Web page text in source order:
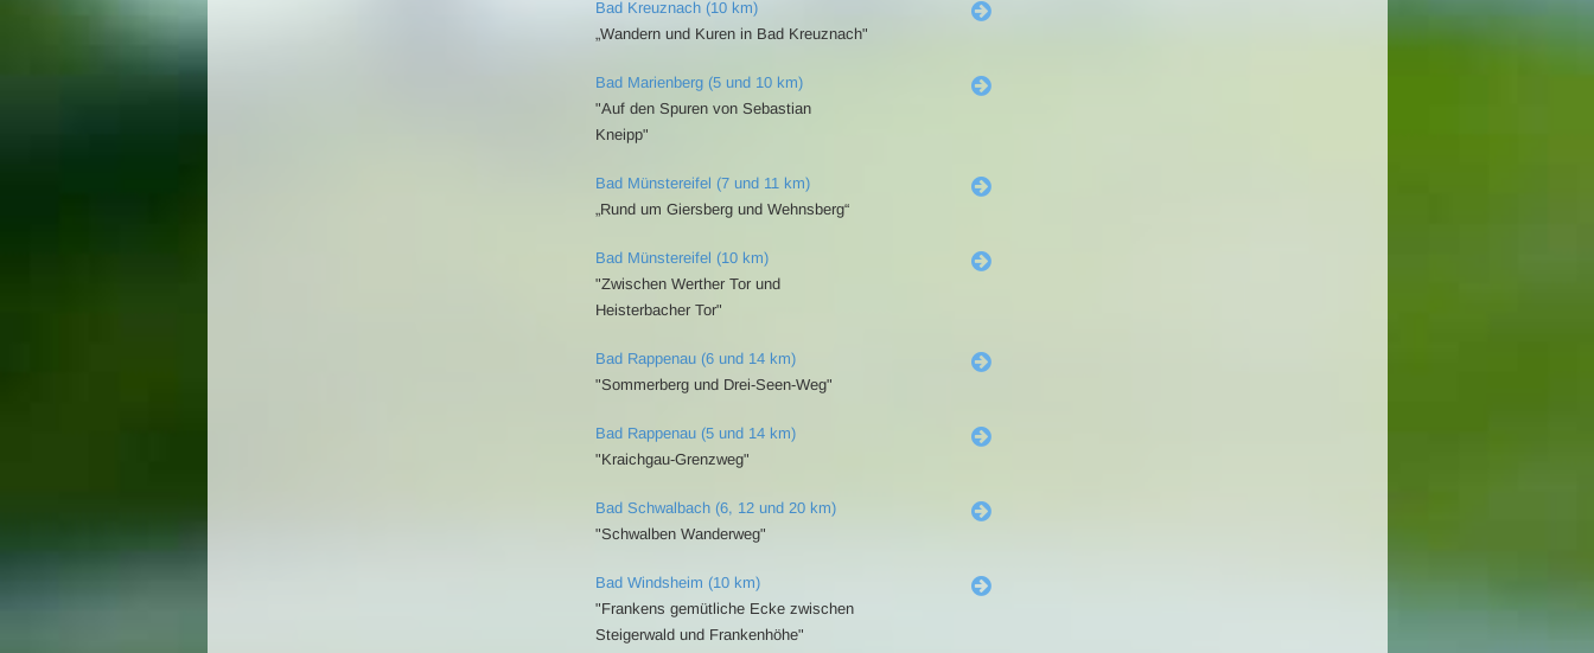
Bad Kreuznach (10 km)
„Wandern und Kuren in Bad Kreuznach"
Bad Marienberg (5 und 10 km)
"Auf den Spuren von Sebastian
Kneipp"
Bad Münstereifel (7 und 11 km)
„Rund um Giersberg und Wehnsberg“
Bad Münstereifel (10 km)
"Zwischen Werther Tor und
Heisterbacher Tor"
Bad Rappenau (6 und 14 km)
"Sommerberg und Drei-Seen-Weg"
Bad Rappenau (5 und 14 km)
"Kraichgau-Grenzweg"
Bad Schwalbach (6, 12 und 20 km)
"Schwalben Wanderweg"
Bad Windsheim (10 km)
"Frankens gemütliche Ecke zwischen
Steigerwald und Frankenhöhe"